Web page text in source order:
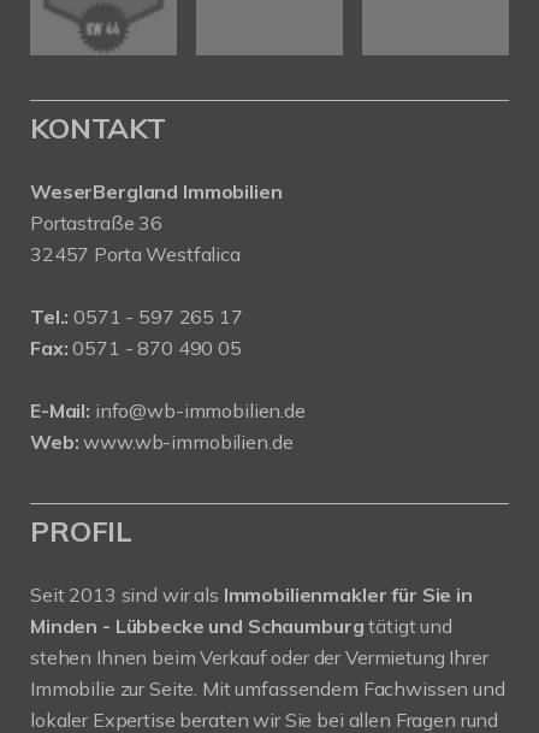
KONTAKT
WeserBergland Immobilien
Portastraße 36
32457 Porta Westfalica
Tel.: 0571 - 597 265 17
Fax: 0571 - 870 490 05
E-Mail: info@wb-immobilien.de
Web: www.wb-immobilien.de
PROFIL
Seit 2013 sind wir als Immobilienmakler für Sie in
Minden - Lübbecke und Schaumburgtätigt und
stehen Ihnen beim Verkauf oder der Vermietung Ihrer
Immobilie zur Seite. Mit umfassendem Fachwissen und
lokaler Expertise beraten wir Sie bei allen Fragen rund